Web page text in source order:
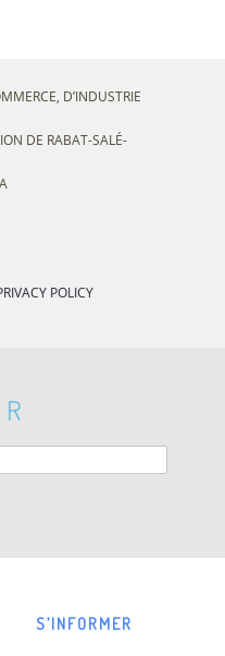
D’INDUSTRIE
DE RABAT-SALÉ-
POLICY
S’INFORMER